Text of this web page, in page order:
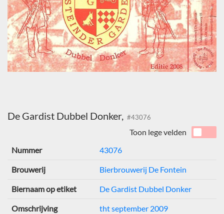
De Gardist Dubbel Donker, #43076
Toon lege velden
Nummer
43076
Brouwerij Bierbrouwerij De Fontein
Biernaam op etiket De Gardist Dubbel Donker
Omschrijving
tht september 2009